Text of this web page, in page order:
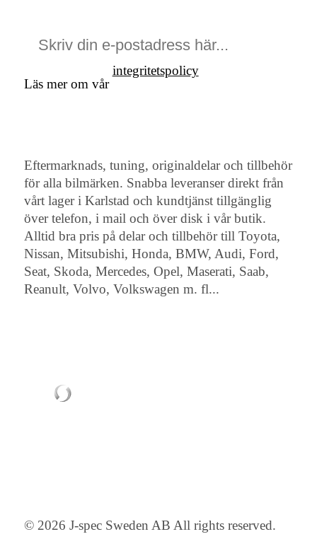
Läs mer om vår
integritetspolicy
Eftermarknads, tuning, originaldelar och tillbehör
för alla bilmärken. Snabba leveranser direkt från
vårt lager i Karlstad och kundtjänst tillgänglig
över telefon, i mail och över disk i vår butik.
Alltid bra pris på delar och tillbehör till Toyota,
Nissan, Mitsubishi, Honda, BMW, Audi, Ford,
Seat, Skoda, Mercedes, Opel, Maserati, Saab,
Reanult, Volvo, Volkswagen m. fl...
© 2026 J-spec Sweden AB All rights reserved.